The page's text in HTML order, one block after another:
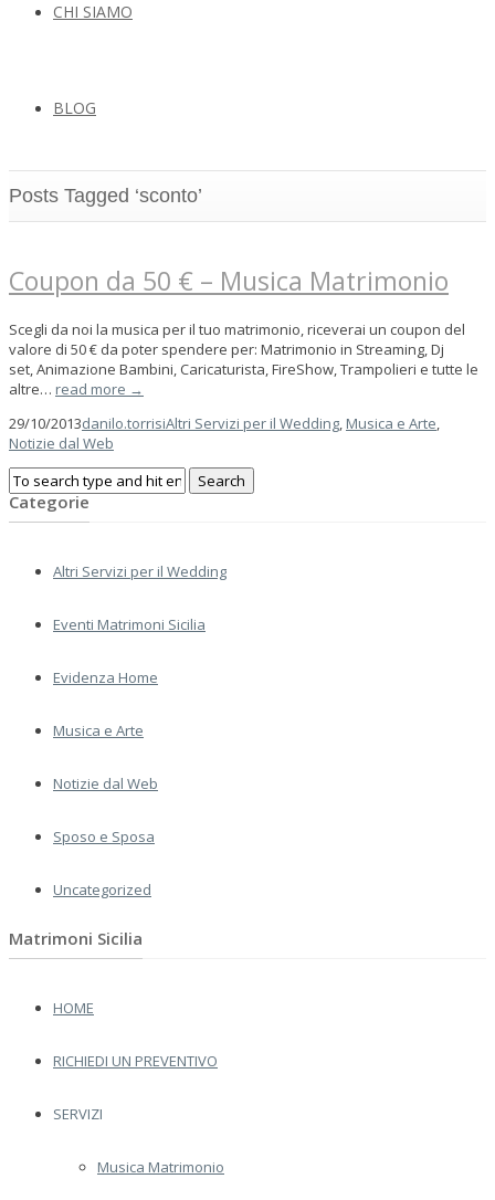
CHI SIAMO
BLOG
Posts Tagged ‘sconto’
Coupon da 50 € – Musica Matrimonio
Scegli da noi la musica per il tuo matrimonio, riceverai un coupon del
valore di 50 € da poter spendere per: Matrimonio in Streaming, Dj
set, Animazione Bambini, Caricaturista, FireShow, Trampolieri e tutte le
altre… read more →
29/10/2013danilo.torrisiAltri Servizi per il Wedding, Musica e Arte,
Notizie dal Web
Categorie
Altri Servizi per il Wedding
Eventi Matrimoni Sicilia
Evidenza Home
Musica e Arte
Notizie dal Web
Sposo e Sposa
Uncategorized
Matrimoni Sicilia
HOME
RICHIEDI UN PREVENTIVO
SERVIZI
Musica Matrimonio